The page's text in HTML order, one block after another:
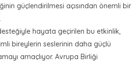
güçlendirilmesi açısından önemli bir
hayata geçirilen bu etkinlik,
bireylerin seslerinin daha güçlü
amaçlıyor. Avrupa Birliği